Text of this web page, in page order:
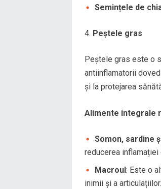
Semințele de
Peștele gras
Peștele gras este o
antiinflamatorii
și la protejarea
Alimente integrale
Somon, sardine
reducerea inflamației
Macroul: Este o
inimii și a articulațiilor.